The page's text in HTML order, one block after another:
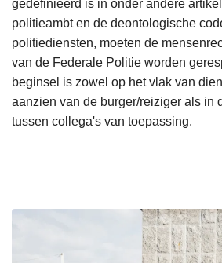
gedefinieerd is in onder andere
politieambt en de deontologische
politiediensten, moeten de
van de Federale Politie worden
beginsel is zowel op het vlak van
aanzien van de burger/reiziger als in
tussen collega's van toepassing.